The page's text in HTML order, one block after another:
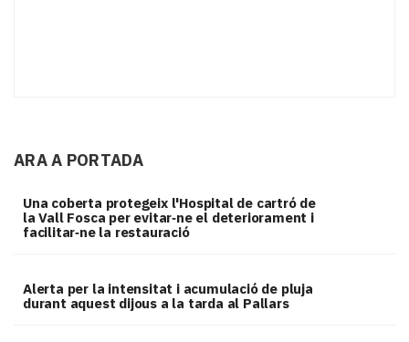
ARA A PORTADA
Una coberta protegeix l'Hospital de cartró de
la Vall Fosca per evitar‑ne el deteriorament i
facilitar‑ne la restauració
Alerta per la intensitat i acumulació de pluja
durant aquest dijous a la tarda al Pallars